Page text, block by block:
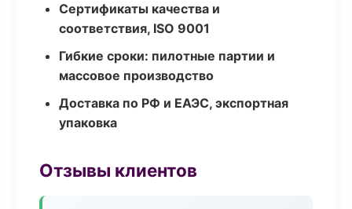
Сертификаты качества и
соответствия, ISO 9001
Гибкие сроки: пилотные партии и
массовое производство
Доставка по РФ и ЕАЭС, экспортная
упаковка
Отзывы клиентов